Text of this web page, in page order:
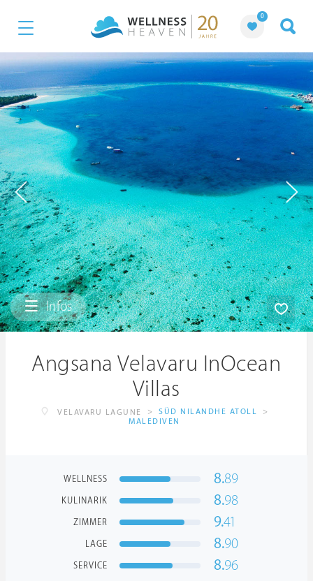
0
Infos
Angsana Velavaru InOcean
Villas
VELAVARU LAGUNE > SÜD NILANDHE ATOLL
>
MALEDIVEN
WELLNESS 8.89
KULINARIK 8.98
ZIMMER 9.41
LAGE 8.90
SERVICE 8.96